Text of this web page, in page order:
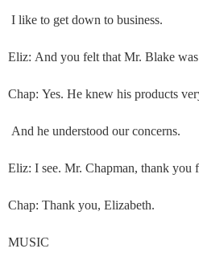
I like to get down to business.
Eliz: And you felt that Mr. Blake
Chap: Yes. He knew his products
And he understood our concerns.
Eliz: I see. Mr. Chapman, thank you
Chap: Thank you, Elizabeth.
MUSIC